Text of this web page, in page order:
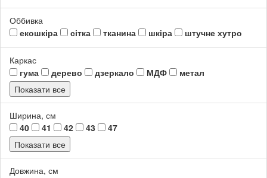
Оббивка
екошкіра
сітка тканина шкіра штучне хутро
Каркас
гума
дерево дзеркало МДФ
метал
Показати все
Ширина, см
40
41 42 43
47
Показати все
Довжина, см